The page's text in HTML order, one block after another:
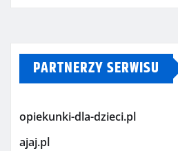
PARTNERZY SERWISU
opiekunki-dla-dzieci.pl
ajaj.pl